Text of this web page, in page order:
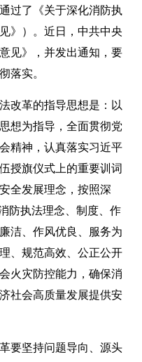
过了《关于深化消防执
》）。近日，中共中央
见》，并发出通知，要
落实。
改革的指导思想是：以
想为指导，全面贯彻党
精神，认真落实习近平
授旗仪式上的重要训词
全发展理念，按照深
防执法理念、制度、作
洁、作风优良、服务为
、规范高效、公正公开
火灾防控能力，确保消
社会高质量发展提供安
要坚持问题导向、源头